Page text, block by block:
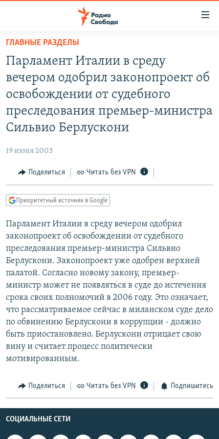
упрощенного
доступа
основному
содержанию
Вернутся
главной
Вернутся
поиску
ПОДКАСТЫ
АВТОРСКИЕ ПРОЕКТЫ
МНЕНИЯ
КАВКАЗ.РЕАЛИИ
СЕВЕР.РЕАЛИИ
РАСПИСАНИЕ ВЕЩАНИЯ
ПОДПИШИТЕСЬ НА РАССЫЛКУ
СОЦИАЛЬНЫЕ СЕТИ
Все сайты РСЕ/РС
ГЛАВНЫЕ РАЗДЕЛЫ
Парламент Италии в среду
вечером одобрил законопроект об
освобождении от судебного
преследования премьер-министра
Сильвио Берлускони
19 июня 2003
Поделиться Читать без VPN
Приоритетный источник в Google
Парламент Италии в среду вечером одобрил
законопроект об освобождении от судебного
преследования премьер-министра Сильвио
Берлускони. Законопроект уже одобрен верхней
палатой. Согласно новому закону, премьер-
министр может не появляться в суде до истечения
срока своих полномочий в 2006 году. Это означает,
что рассматриваемое сейчас в миланском суде дело
по обвинению Берлускони в коррупции - должно
быть приостановлено. Берлускони отрицает свою
вину и считает процесс политически
мотивированным.
Поделиться Читать без VPN Подпишитесь
СОЦИАЛЬНЫЕ СЕТИ